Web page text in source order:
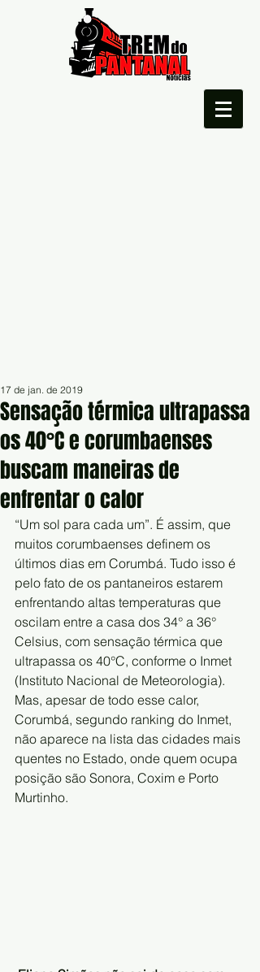
Sensação térmica ultrapassa
os 40°C e corumbaenses
buscam maneiras de
enfrentar o calor
17 de jan. de 2019
“Um sol para cada um”. É assim, que
muitos corumbaenses definem os
últimos dias em Corumbá. Tudo isso é
pelo fato de os pantaneiros estarem
enfrentando altas temperaturas que
oscilam entre a casa dos 34° a 36°
Celsius, com sensação térmica que
ultrapassa os 40°C, conforme o Inmet
(Instituto Nacional de Meteorologia).
Mas, apesar de todo esse calor,
Corumbá, segundo ranking do Inmet,
não aparece na lista das cidades mais
quentes no Estado, onde quem ocupa
posição são Sonora, Coxim e Porto
Murtinho.